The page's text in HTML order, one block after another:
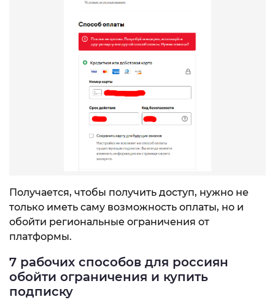
Получается, чтобы получить доступ, нужно не
только иметь саму возможность оплаты, но и
обойти региональные ограничения от
платформы.
7 рабочих способов для россиян
обойти ограничения и купить
подписку